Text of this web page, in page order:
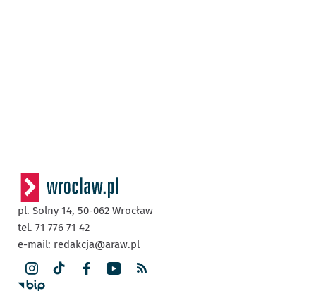
pl. Solny 14, 50-062 Wrocław
tel. 71 776 71 42
e-mail: redakcja@araw.pl